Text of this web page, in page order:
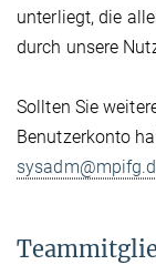
unterliegt, die
durch unsere
Sollten Sie
Benutzerkonto